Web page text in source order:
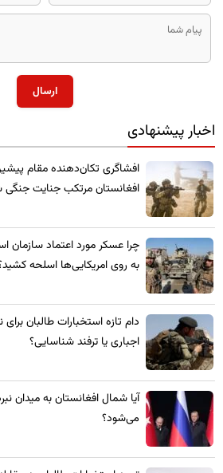
ارسال
اخبار پیشنهادی
​افشاگری تکان‌دهنده مقام
افغانستان مرتکب جنایت جنگی
چرا عسکر مورد اعتماد سازمان
به روی امریکایی‌ها اسلحه
​دام تازه استخبارات طالبان
اجباری یا ترفند شناسایی؟
​آیا شمال افغانستان به میدان
می‌شود؟